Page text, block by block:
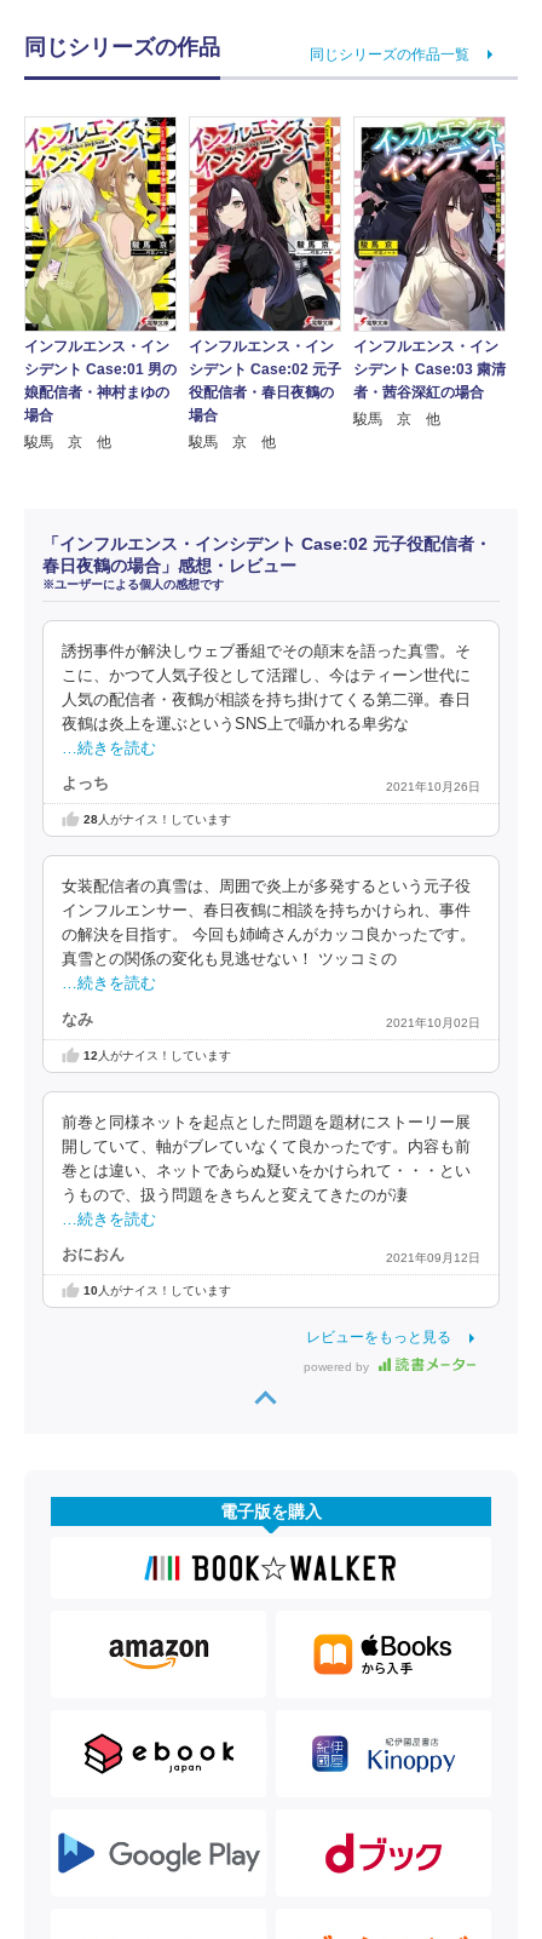
同じシリーズの作品 同じシリーズの作品一覧
インフルエンス・イン
シデント Case:01 男の
娘配信者・神村まゆの
場合
駿馬 京 他
インフルエンス・イン
シデント Case:02 元子
役配信者・春日夜鶴の
場合
駿馬 京 他
インフルエンス・イン
シデント Case:03 粛清
者・茜谷深紅の場合
駿馬 京 他
「インフルエンス・インシデント Case:02 元子役配信者・
春日夜鶴の場合」感想・レビュー
※ユーザーによる個人の感想です
誘拐事件が解決しウェブ番組でその顛末を語った真雪。そ
こに、かつて人気子役として活躍し、今はティーン世代に
人気の配信者・夜鶴が相談を持ち掛けてくる第二弾。春日
夜鶴は炎上を運ぶというSNS上で囁かれる卑劣な
…続きを読む
よっち 2021年10月26日
28人がナイス！しています
女装配信者の真雪は、周囲で炎上が多発するという元子役
インフルエンサー、春日夜鶴に相談を持ちかけられ、事件
の解決を目指す。 今回も姉崎さんがカッコ良かったです。
真雪との関係の変化も見逃せない！ ツッコミの
…続きを読む
なみ 2021年10月02日
12 人がナイス！しています
前巻と同様ネットを起点とした問題を題材にストーリー展
開していて、軸がブレていなくて良かったです。内容も前
巻とは違い、ネットであらぬ疑いをかけられて・・・とい
うもので、扱う問題をきちんと変えてきたのが凄
…続きを読む
おにおん 2021年09月12日
10人がナイス！しています
レビューをもっと見る
powered by
電子版を購入